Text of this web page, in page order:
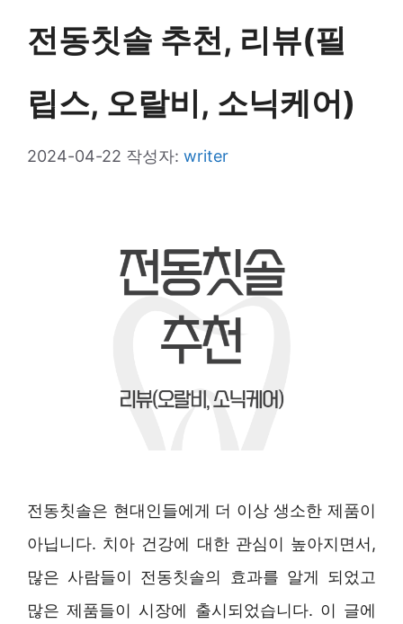
전동칫솔 추천, 리뷰(필
립스, 오랄비, 소닉케어)
2024-04-22 작성자: writer
전동칫솔은 현대인들에게 더 이상 생소한 제품이
아닙니다. 치아 건강에 대한 관심이 높아지면서,
많은 사람들이 전동칫솔의 효과를 알게 되었고
많은 제품들이 시장에 출시되었습니다. 이 글에